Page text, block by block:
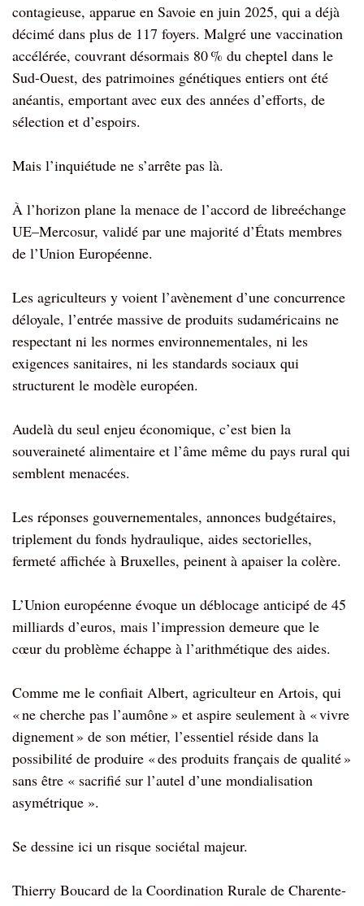
contagieuse, apparue en Savoie en juin 2025, qui a déjà
décimé dans plus de 117 foyers. Malgré une vaccination
accélérée, couvrant désormais 80 % du cheptel dans le
Sud-Ouest, des patrimoines génétiques entiers ont été
anéantis, emportant avec eux des années d’efforts, de
sélection et d’espoirs.
Mais l’inquiétude ne s’arrête pas là.
À l’horizon plane la menace de l’accord de libreéchange
UE–Mercosur, validé par une majorité d’États membres
de l’Union Européenne.
Les agriculteurs y voient l’avènement d’une concurrence
déloyale, l’entrée massive de produits sudaméricains ne
respectant ni les normes environnementales, ni les
exigences sanitaires, ni les standards sociaux qui
structurent le modèle européen.
Audelà du seul enjeu économique, c’est bien la
souveraineté alimentaire et l’âme même du pays rural qui
semblent menacées.
Les réponses gouvernementales, annonces budgétaires,
triplement du fonds hydraulique, aides sectorielles,
fermeté affichée à Bruxelles, peinent à apaiser la colère.
L’Union européenne évoque un déblocage anticipé de 45
milliards d’euros, mais l’impression demeure que le
cœur du problème échappe à l’arithmétique des aides.
Comme me le confiait Albert, agriculteur en Artois, qui
« ne cherche pas l’aumône » et aspire seulement à « vivre
dignement » de son métier, l’essentiel réside dans la
possibilité de produire « des produits français de qualité »
sans être « sacrifié sur l’autel d’une mondialisation
asymétrique ».
Se dessine ici un risque sociétal majeur.
Thierry Boucard de la Coordination Rurale de Charente-